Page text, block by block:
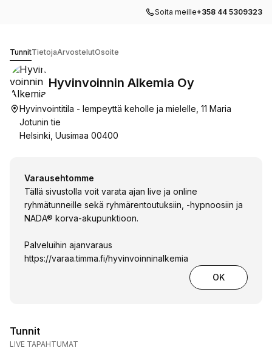
Soita meille+358 44 5309323
TunnitTietojaArvostelutOsoite
Hyvinvoinnin Alkemia Oy
Hyvinvointitila - lempeyttä keholle ja mielelle, 11 Maria
Jotunin tie
Helsinki, Uusimaa 00400
Varausehtomme
Tällä sivustolla voit varata ajan live ja online
ryhmätunneille sekä ryhmärentoutuksiin, -hypnoosiin ja
NADA® korva-akupunktioon.
Palveluihin ajanvaraus
https://varaa.timma.fi/hyvinvoinninalkemia
OK
Tunnit
LIVE TAPAHTUMAT